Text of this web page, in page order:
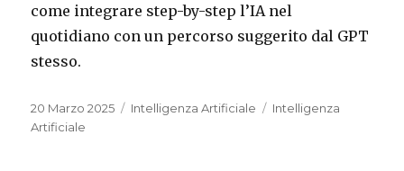
come integrare step-by-step l’IA nel
quotidiano con un percorso suggerito dal GPT
stesso.
Pubblicato
il
20 Marzo 2025 Categorie
Intelligenza Artificiale Tag
Intelligenza
Artificiale